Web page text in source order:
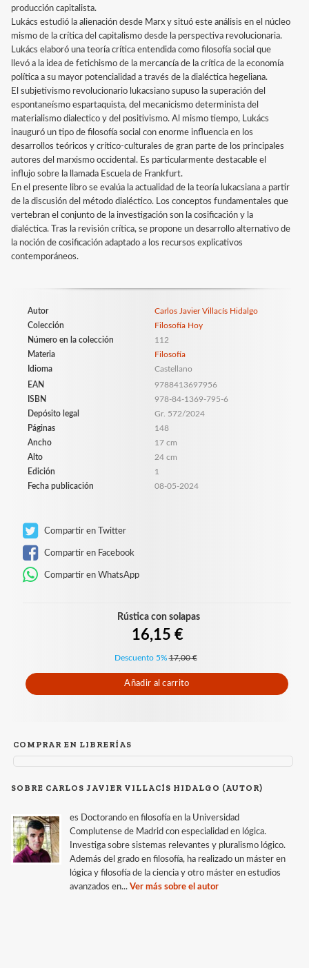
producción capitalista.
Lukács estudió la alienación desde Marx y situó este análisis en el núcleo
mismo de la crítica del capitalismo desde la perspectiva revolucionaria.
Lukács elaboró una teoría crítica entendida como filosofía social que
llevó a la idea de fetichismo de la mercancía de la crítica de la economía
política a su mayor potencialidad a través de la dialéctica hegeliana.
El subjetivismo revolucionario lukacsiano supuso la superación del
espontaneísmo espartaquista, del mecanicismo determinista del
materialismo dialectico y del positivismo. Al mismo tiempo, Lukács
inauguró un tipo de filosofía social con enorme influencia en los
desarrollos teóricos y crítico-culturales de gran parte de los principales
autores del marxismo occidental. Es particularmente destacable el
influjo sobre la llamada Escuela de Frankfurt.
En el presente libro se evalúa la actualidad de la teoría lukacsiana a partir
de la discusión del método dialéctico. Los conceptos fundamentales que
vertebran el conjunto de la investigación son la cosificación y la
dialéctica. Tras la revisión crítica, se propone un desarrollo alternativo de
la noción de cosificación adaptado a los recursos explicativos
contemporáneos.
Autor
Carlos Javier Villacís Hidalgo
Colección
Filosofía Hoy
Número en la colección
112
Materia
Filosofía
Idioma
Castellano
EAN
9788413697956
ISBN
978-84-1369-795-6
Depósito legal
Gr. 572/2024
Páginas
148
Ancho
17 cm
Alto
24 cm
Edición
1
Fecha publicación
08-05-2024
Compartir en Twitter
Compartir en Facebook
Compartir en WhatsApp
Rústica con solapas
16,15 €
Descuento 5% 17,00 €
Añadir al carrito
COMPRAR EN LIBRERÍAS
SOBRE CARLOS JAVIER VILLACÍS HIDALGO (AUTOR)
es Doctorando en filosofía en la Universidad
Complutense de Madrid con especialidad en lógica.
Investiga sobre sistemas relevantes y pluralismo lógico.
Además del grado en filosofía, ha realizado un máster en
lógica y filosofía de la ciencia y otro máster en estudios
avanzados en... Ver más sobre el autor